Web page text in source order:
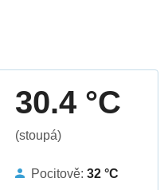
30.4 °C
(stoupá)
Pocitově:32 °C